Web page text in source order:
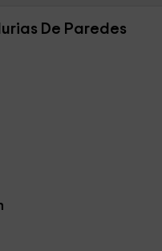
De Paredes